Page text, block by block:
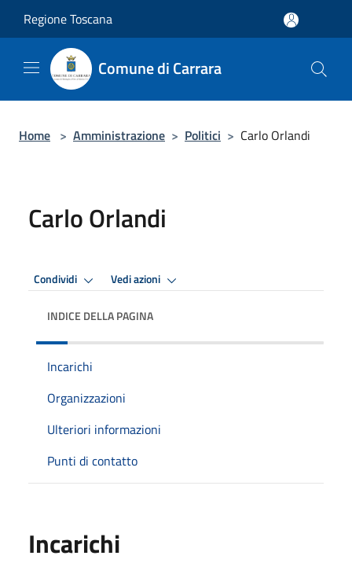
Regione Toscana
Comune di Carrara
Home > Amministrazione > Politici > Carlo Orlandi
Carlo Orlandi
Condividi Vedi azioni
INDICE DELLA PAGINA
Incarichi
Organizzazioni
Ulteriori informazioni
Punti di contatto
Incarichi